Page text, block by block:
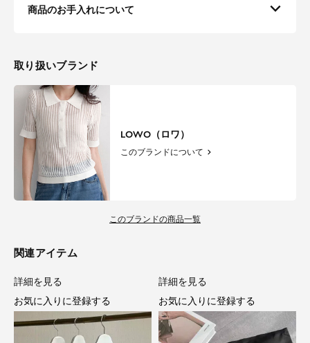
商品のお手入れについて
取り扱いブランド
LOWO（ロワ）
このブランドについて
このブランドの商品一覧
関連アイテム
詳細を見る
お気に入りに登録する
詳細を見る
お気に入りに登録する